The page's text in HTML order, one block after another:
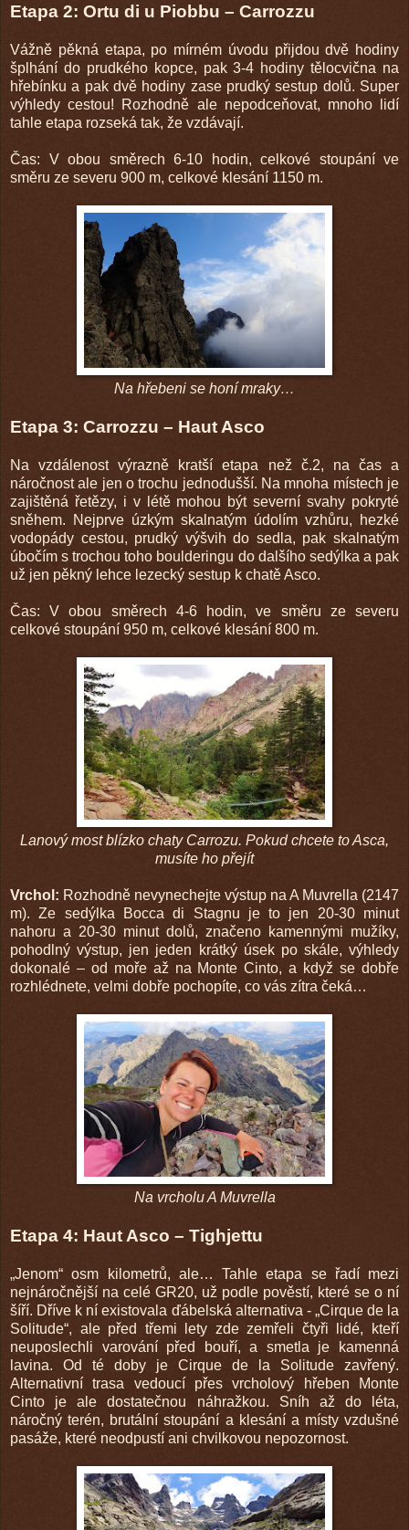
Etapa 2: Ortu di u Piobbu – Carrozzu
Vážně pěkná etapa, po mírném úvodu přijdou dvě hodiny
šplhání do prudkého kopce, pak 3-4 hodiny tělocvična na
hřebínku a pak dvě hodiny zase prudký sestup dolů. Super
výhledy cestou! Rozhodně ale nepodceňovat, mnoho lidí
tahle etapa rozseká tak, že vzdávají.
Čas: V obou směrech 6-10 hodin, celkové stoupání ve
směru ze severu 900 m, celkové klesání 1150 m.
Na hřebeni se honí mraky…
Etapa 3: Carrozzu – Haut Asco
Na vzdálenost výrazně kratší etapa než č.2, na čas a
náročnost ale jen o trochu jednodušší. Na mnoha místech je
zajištěná řetězy, i v létě mohou být severní svahy pokryté
sněhem. Nejprve úzkým skalnatým údolím vzhůru, hezké
vodopády cestou, prudký výšvih do sedla, pak skalnatým
úbočím s trochou toho boulderingu do dalšího sedýlka a pak
už jen pěkný lehce lezecký sestup k chatě Asco.
Čas: V obou směrech 4-6 hodin, ve směru ze severu
celkové stoupání 950 m, celkové klesání 800 m.
Lanový most blízko chaty Carrozu. Pokud chcete to Asca,
musíte ho přejít
Vrchol: Rozhodně nevynechejte výstup na A Muvrella (2147
m). Ze sedýlka Bocca di Stagnu je to jen 20-30 minut
nahoru a 20-30 minut dolů, značeno kamennými mužíky,
pohodlný výstup, jen jeden krátký úsek po skále, výhledy
dokonalé – od moře až na Monte Cinto, a když se dobře
rozhlédnete, velmi dobře pochopíte, co vás zítra čeká…
Na vrcholu A Muvrella
Etapa 4: Haut Asco – Tighjettu
„Jenom“ osm kilometrů, ale… Tahle etapa se řadí mezi
nejnáročnější na celé GR20, už podle pověstí, které se o ní
šíří. Dříve k ní existovala ďábelská alternativa - „Cirque de la
Solitude“, ale před třemi lety zde zemřeli čtyři lidé, kteří
neuposlechli varování před bouří, a smetla je kamenná
lavina. Od té doby je Cirque de la Solitude zavřený.
Alternativní trasa vedoucí přes vrcholový hřeben Monte
Cinto je ale dostatečnou náhražkou. Sníh až do léta,
náročný terén, brutální stoupání a klesání a místy vzdušné
pasáže, které neodpustí ani chvilkovou nepozornost.